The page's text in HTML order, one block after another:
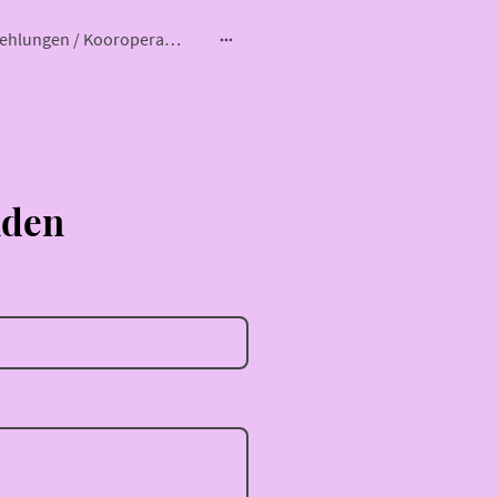
Empfehlungen / Kooroperation